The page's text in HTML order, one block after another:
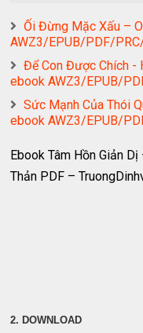
Ối Đừng Mặc Xấu –
AWZ3/EPUB/PDF/
Để Con Được Chích -
ebook AWZ3/EPUB/
Sức Mạnh Của Thói
ebook AWZ3/EPUB/
Ebook Tâm Hồn Giản
Thản PDF –
2. DOWNLOAD